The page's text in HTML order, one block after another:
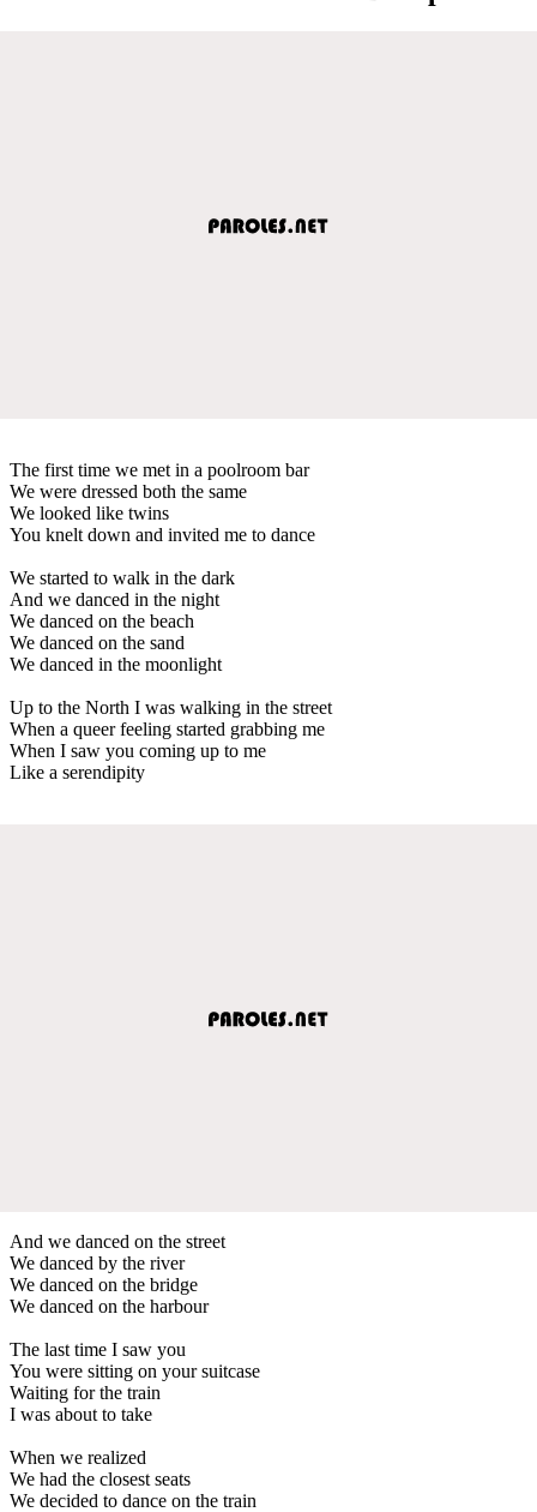
The first time we met in a poolroom bar
We were dressed both the same
We looked like twins
You knelt down and invited me to dance
We started to walk in the dark
And we danced in the night
We danced on the beach
We danced on the sand
We danced in the moonlight
Up to the North I was walking in the street
When a queer feeling started grabbing me
When I saw you coming up to me
Like a serendipity
And we danced on the street
We danced by the river
We danced on the bridge
We danced on the harbour
The last time I saw you
You were sitting on your suitcase
Waiting for the train
I was about to take
When we realized
We had the closest seats
We decided to dance on the train